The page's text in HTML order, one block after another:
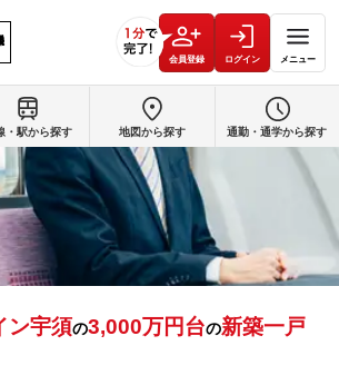
会員登録 ログイン メニュー
ン宇須の3,000万円台の新築一戸
・駅から探す 地図から探す 通勤・通学から探す